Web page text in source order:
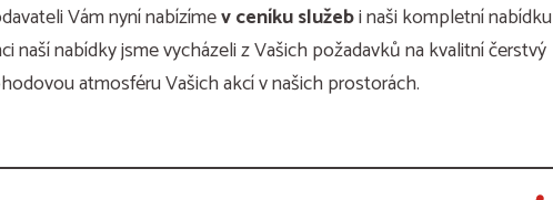
Vám nyní nabízímevceníkuslužebi naši kompletní nabídku
naší nabídky jsme vycházeli z Vašich požadavků na kvalitní čerstvý
atmosféru Vašich akcí v našich prostorách.